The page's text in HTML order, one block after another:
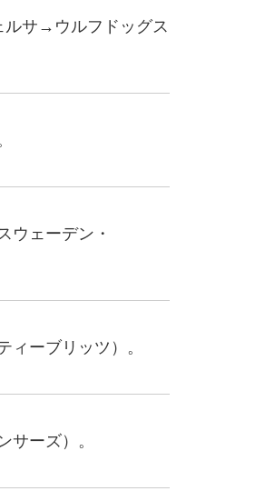
ルサ→ウルフドッグス
ウェーデン・
ーブリッツ）。
サーズ）。